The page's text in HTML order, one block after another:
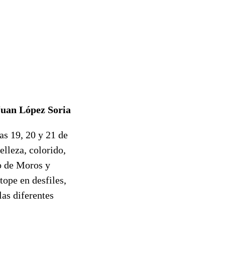
López Soria
19, 20 y 21 de
colorido,
de Moros y
en desfiles,
diferentes